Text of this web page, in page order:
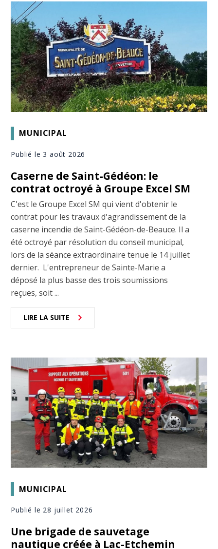
MUNICIPAL
Publié le 3 août 2026
Caserne de Saint-Gédéon: le
contrat octroyé à Groupe Excel SM
C'est le Groupe Excel SM qui vient d'obtenir le
contrat pour les travaux d'agrandissement de la
caserne incendie de Saint-Gédéon-de-Beauce. Il a
été octroyé par résolution du conseil municipal,
lors de la séance extraordinaire tenue le 14 juillet
dernier. L'entrepreneur de Sainte-Marie a
déposé la plus basse des trois soumissions
reçues, soit ...
LIRE LA SUITE
MUNICIPAL
Publié le 28 juillet 2026
Une brigade de sauvetage
nautique créée à Lac-Etchemin